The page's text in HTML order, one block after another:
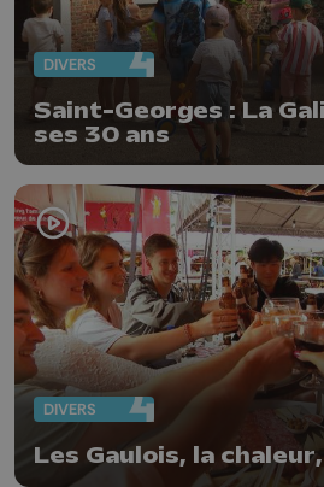
DIVERS
Saint-Georges : La
ses 30 ans
DIVERS
Les Gaulois, la